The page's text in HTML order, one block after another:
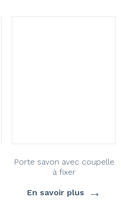
Porte savon avec coupelle
à fixer
En savoir plus →